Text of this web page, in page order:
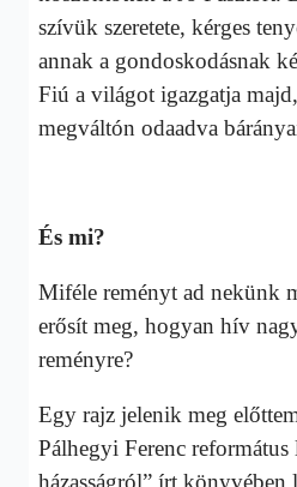
szívük szeretete, kérges
annak a gondoskodásnak
Fiú a világot igazgatja
megváltón odaadva
És mi?
Miféle reményt ad nekünk
erősít meg, hogyan hív
reményre?
Egy rajz jelenik meg
Pálhegyi Ferenc református
házasságról” írt könyvében